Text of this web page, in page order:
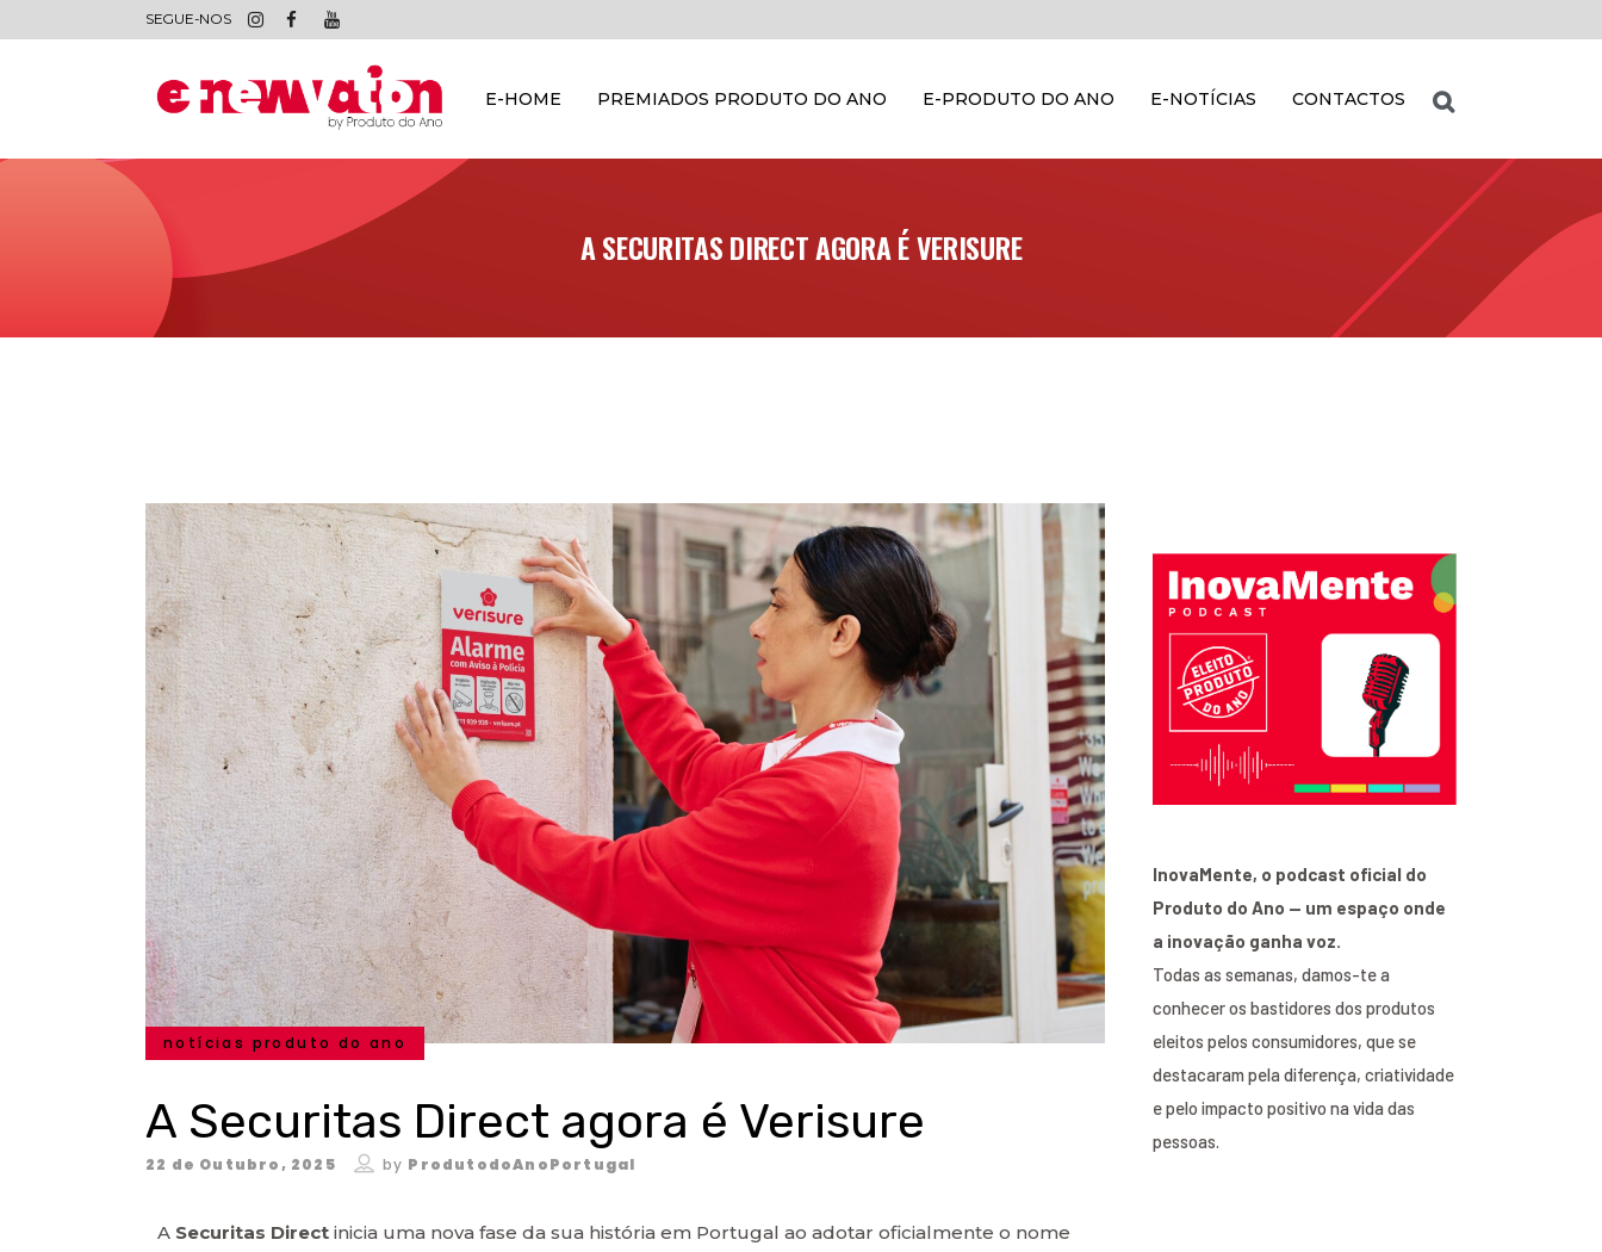
SEGUE-NOS
E-HOME PREMIADOS PRODUTO DO ANO E-PRODUTO DO ANO E-NOTÍCIAS CONTACTOS
A SECURITAS DIRECT AGORA É VERISURE
notícias produto do ano
A Securitas Direct agora é Verisure
22 de Outubro, 2025 by ProdutodoAnoPortugal
A Securitas Direct inicia uma nova fase da sua história em Portugal ao adotar oficialmente o nome
InovaMente, o podcast oficial do
Produto do Ano — um espaço onde
a inovação ganha voz.
Todas as semanas, damos-te a
conhecer os bastidores dos produtos
eleitos pelos consumidores, que se
destacaram pela diferença, criatividade
e pelo impacto positivo na vida das
pessoas.